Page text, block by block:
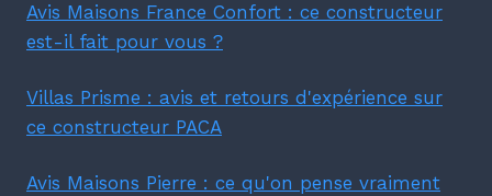
Avis Maisons France Confort : ce constructeur
est-il fait pour vous ?
Villas Prisme : avis et retours d'expérience sur
ce constructeur PACA
Avis Maisons Pierre : ce qu'on pense vraiment